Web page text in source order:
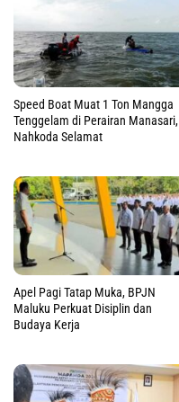
Speed Boat Muat 1 Ton Mangga
Tenggelam di Perairan Manasari,
Nahkoda Selamat
Apel Pagi Tatap Muka, BPJN
Maluku Perkuat Disiplin dan
Budaya Kerja